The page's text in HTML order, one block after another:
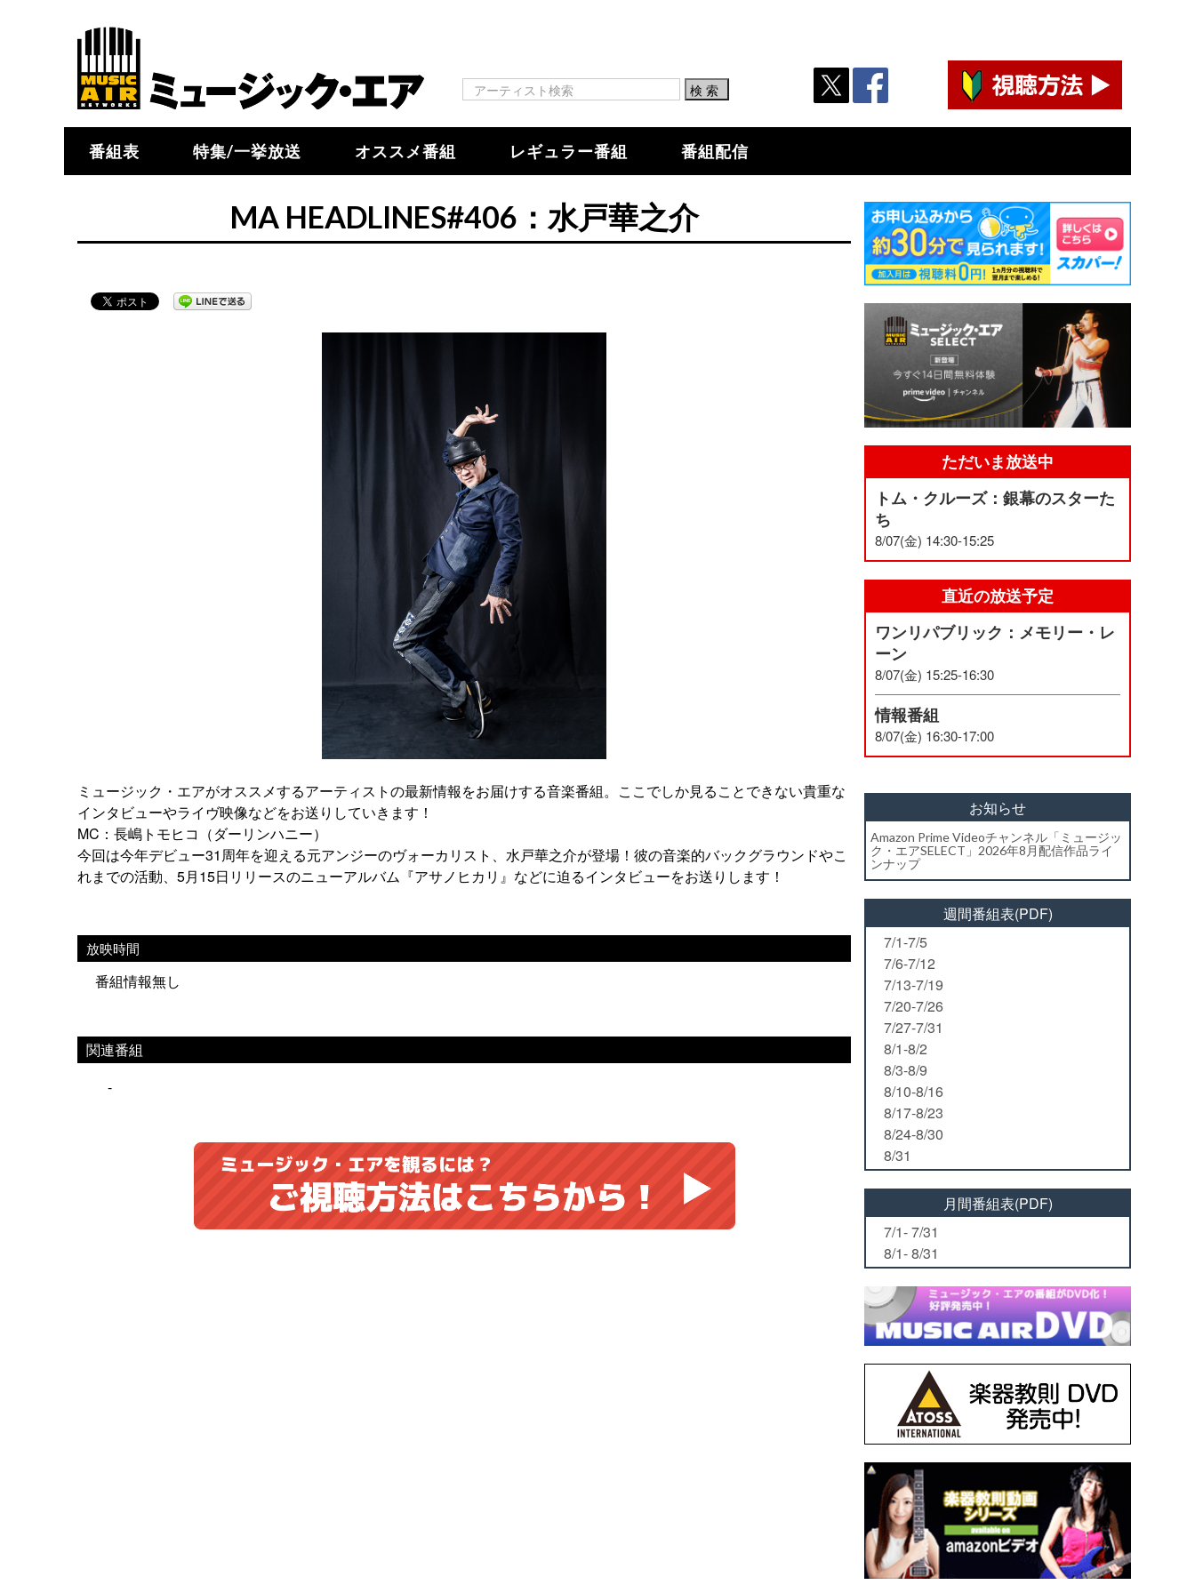
番組表 特集/一挙放送 オススメ番組 レギュラー番組 番組配信
MA HEADLINES#406：水戸華之介
ミュージック・エアがオススメするアーティストの最新情報をお届けする音楽番組。ここでしか見ることできない貴重な
インタビューやライヴ映像などをお送りしていきます！
MC：長嶋トモヒコ（ダーリンハニー）
今回は今年デビュー31周年を迎える元アンジーのヴォーカリスト、水戸華之介が登場！彼の音楽的バックグラウンドやこ
れまでの活動、5月15日リリースのニューアルバム『アサノヒカリ』などに迫るインタビューをお送りします！
放映時間
番組情報無し
関連番組
-
ただいま放送中
トム・クルーズ：銀幕のスターた
ち
8/07(金) 14:30-15:25
直近の放送予定
ワンリパブリック：メモリー・レ
ーン
8/07(金) 15:25-16:30
情報番組
8/07(金) 16:30-17:00
お知らせ
Amazon Prime Videoチャンネル「ミュージッ
ク・エアSELECT」2026年8月配信作品ライ
ンナップ
週間番組表(PDF)
7/1-7/5
7/6-7/12
7/13-7/19
7/20-7/26
7/27-7/31
8/1-8/2
8/3-8/9
8/10-8/16
8/17-8/23
8/24-8/30
8/31
月間番組表(PDF)
7/1- 7/31
8/1- 8/31